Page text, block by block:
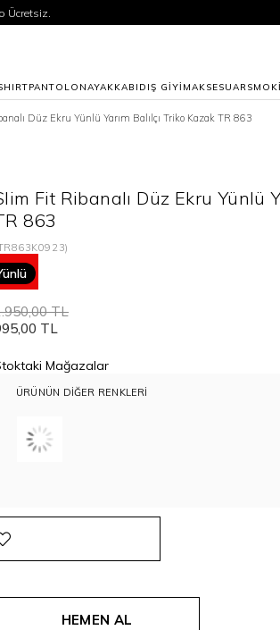
Ücretsiz.
verilecektir.
Ücretsiz.
verilecektir.
PANTOLONAYAKKABI DIŞ GİYİMAKSESUAR
Düz Ekru Yünlü Yarım Balılçı Triko Kazak TR 863
Fit Ribanalı Düz Ekru Yünlü
863
66
TL
TL
Mağazalar
ÜRÜNÜN DIĞER RENKLERI